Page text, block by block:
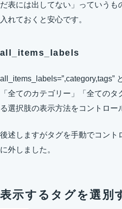
だ表には出してない」っていうも
入れておくと安心です。
all_items_labels
all_items_labels=”,category,tags”
「全てのカテゴリー」「全ての
る選択肢の表示方法をコントロー
後述しますがタグを手動でコント
に外しました。
表示するタグを選別